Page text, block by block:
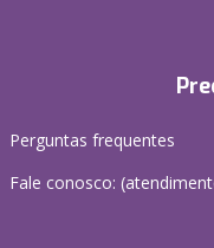
Perguntas frequentes
Fale conosco: